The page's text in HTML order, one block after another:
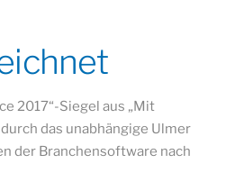
2017“-Siegel aus „Mit
das unabhängige Ulmer
der Branchensoftware nach